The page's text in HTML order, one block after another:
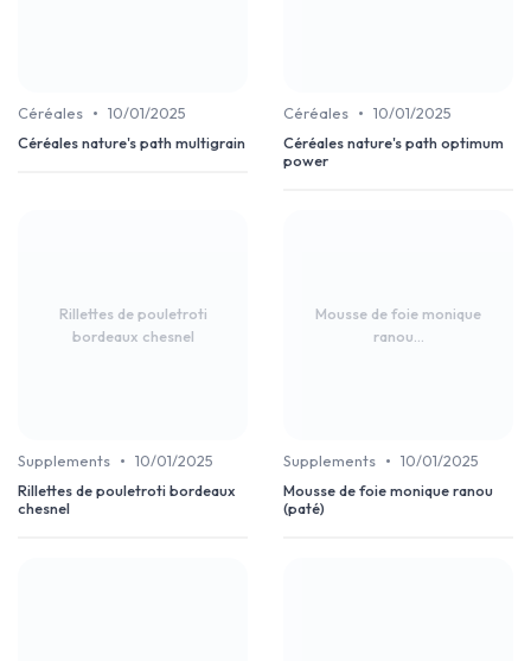
Céréales • 10/01/2025
Céréales nature's path multigrain
Céréales • 10/01/2025
Céréales nature's path optimum
power
Rillettes de pouletroti
bordeaux chesnel
Supplements • 10/01/2025
Rillettes de pouletroti bordeaux
chesnel
Mousse de foie monique
ranou...
Supplements • 10/01/2025
Mousse de foie monique ranou
(paté)